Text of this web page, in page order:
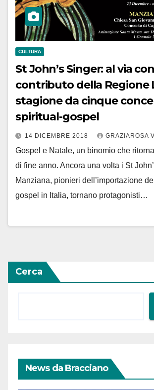
CULTURA
St John’s Singer: al via
contributo della Regione
stagione da cinque
spiritual-gospel
14 DICEMBRE 2018 GRAZIAROSA
Gospel e Natale, un binomio che
di fine anno. Ancora una volta i St
Manziana, pionieri dell’importazione
gospel in Italia, tornano protagonisti…
Cerca
News da Bracciano